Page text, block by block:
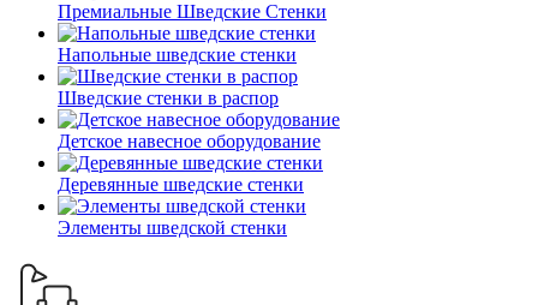
Премиальные Шведские Стенки
Напольные шведские стенки
Шведские стенки в распор
Детское навесное оборудование
Деревянные шведские стенки
Элементы шведской стенки